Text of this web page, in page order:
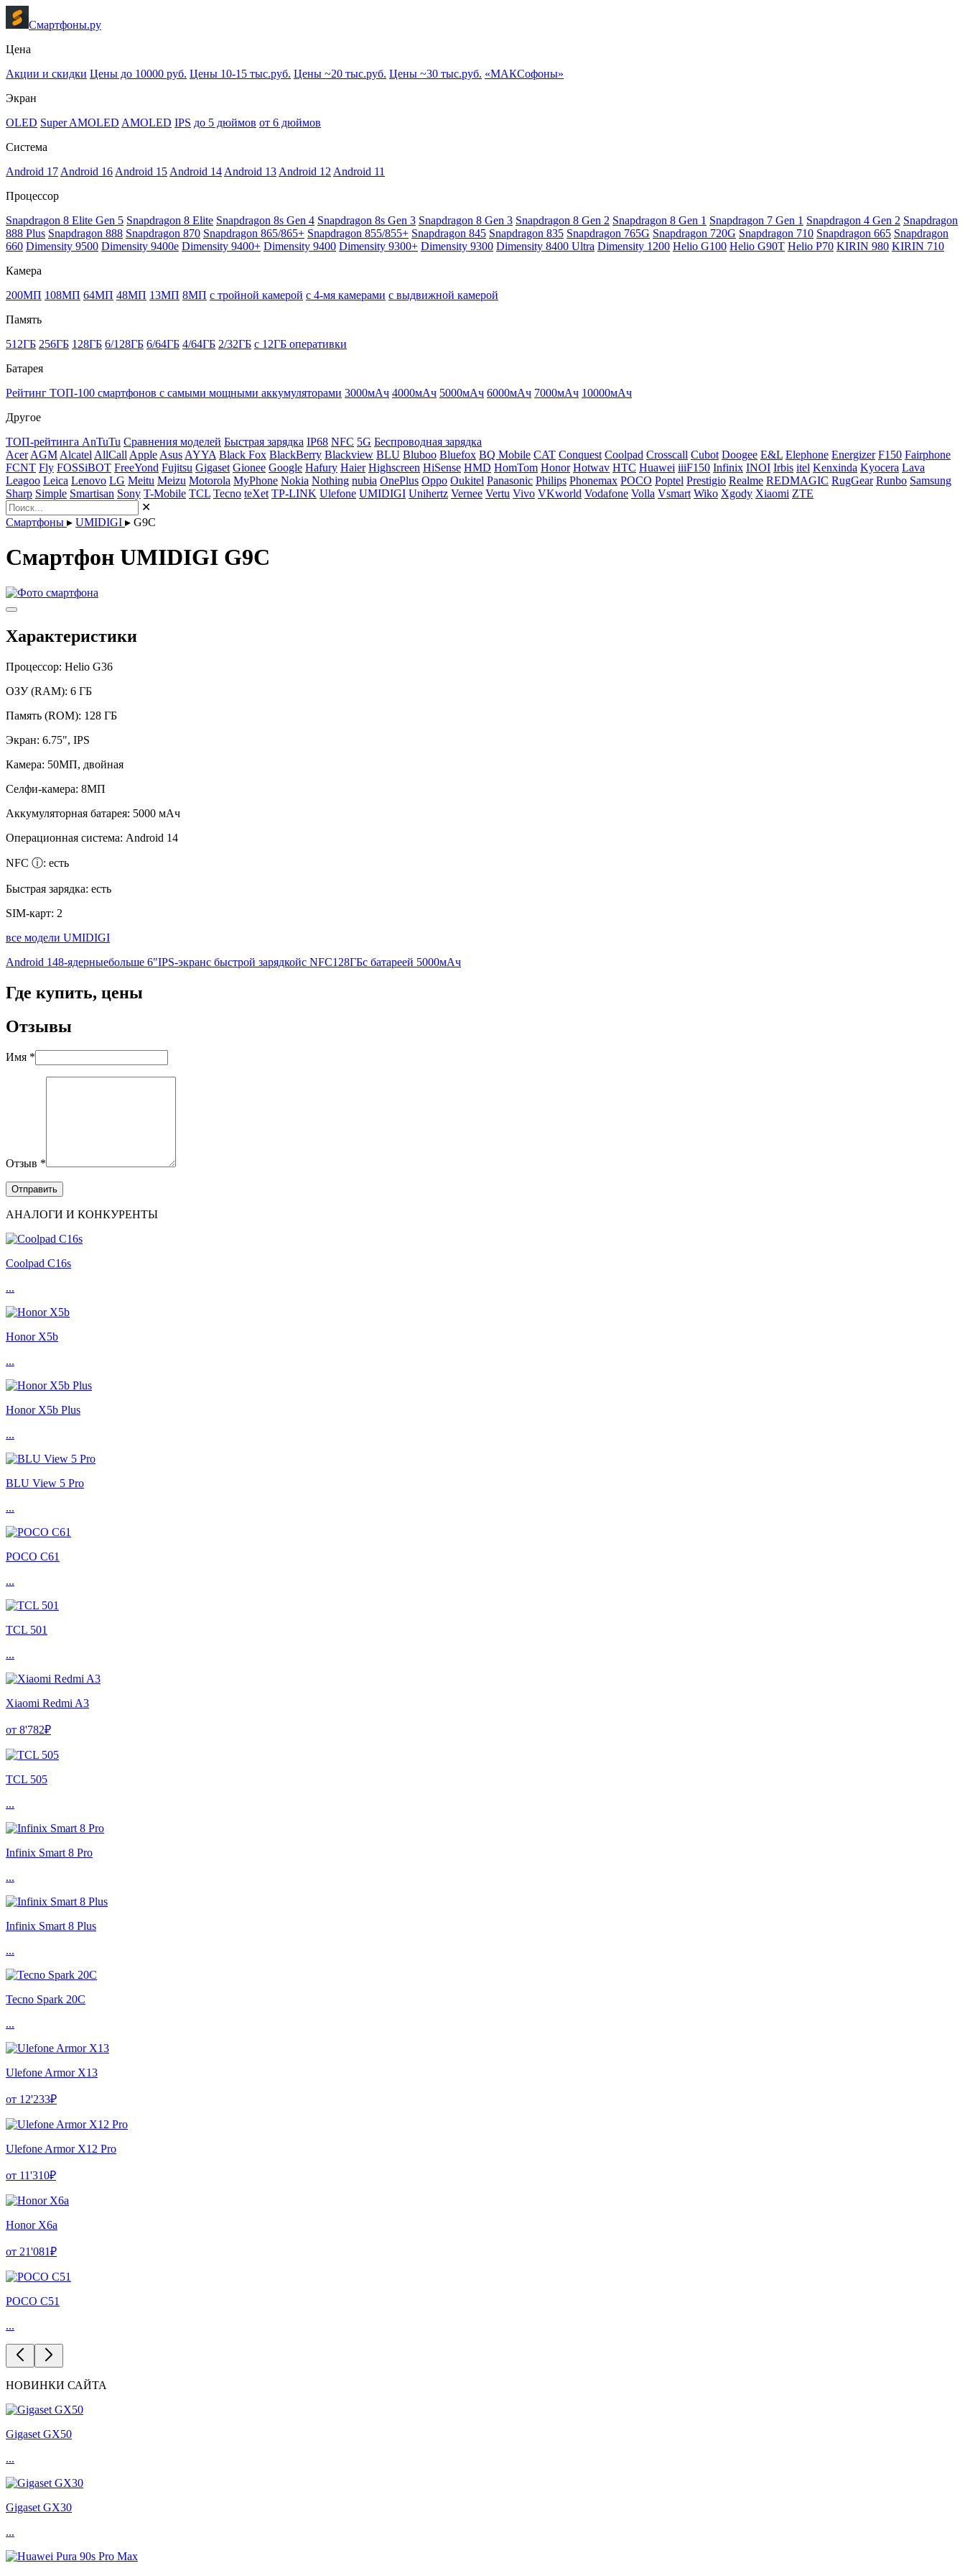
Смартфоны.ру
Цена
Акции и скидки Цены до 10000 руб. Цены 10-15 тыс.руб. Цены ~20 тыс.руб. Цены ~30 тыс.руб. «МАКСофоны»
Экран
OLED Super AMOLED AMOLED IPS до 5 дюймов от 6 дюймов
Система
Android 17 Android 16 Android 15 Android 14 Android 13 Android 12 Android 11
Процессор
Snapdragon 8 Elite Gen 5 Snapdragon 8 Elite Snapdragon 8s Gen 4 Snapdragon 8s Gen 3 Snapdragon 8 Gen 3 Snapdragon 8 Gen 2 Snapdragon 8 Gen 1 Snapdragon 7 Gen 1 Snapdragon 4 Gen 2 Snapdragon
888 Plus Snapdragon 888 Snapdragon 870 Snapdragon 865/865+ Snapdragon 855/855+ Snapdragon 845 Snapdragon 835 Snapdragon 765G Snapdragon 720G Snapdragon 710 Snapdragon 665 Snapdragon
660 Dimensity 9500 Dimensity 9400e Dimensity 9400+ Dimensity 9400 Dimensity 9300+ Dimensity 9300 Dimensity 8400 Ultra Dimensity 1200 Helio G100 Helio G90T Helio P70 KIRIN 980 KIRIN 710
Камера
200МП 108МП 64МП 48МП 13МП 8МП с тройной камерой с 4-мя камерами с выдвижной камерой
Память
512ГБ 256ГБ 128ГБ 6/128ГБ 6/64ГБ 4/64ГБ 2/32ГБ с 12ГБ оперативки
Батарея
Рейтинг ТОП-100 смартфонов с самыми мощными аккумуляторами 3000мАч 4000мАч 5000мАч 6000мАч 7000мАч 10000мАч
Другое
ТОП-рейтинга AnTuTu Сравнения моделей Быстрая зарядка IP68 NFC 5G Беспроводная зарядка
Acer AGM Alcatel AllCall Apple Asus AYYA Black Fox BlackBerry Blackview BLU Bluboo Bluefox BQ Mobile CAT Conquest Coolpad Crosscall Cubot Doogee E&L Elephone Energizer F150 Fairphone
FCNT Fly FOSSiBOT FreeYond Fujitsu Gigaset Gionee Google Hafury Haier Highscreen HiSense HMD HomTom Honor Hotwav HTC Huawei iiiF150 Infinix INOI Irbis itel Kenxinda Kyocera Lava
Leagoo Leica Lenovo LG Meitu Meizu Motorola MyPhone Nokia Nothing nubia OnePlus Oppo Oukitel Panasonic Philips Phonemax POCO Poptel Prestigio Realme REDMAGIC RugGear Runbo Samsung
Sharp Simple Smartisan Sony T-Mobile TCL Tecno teXet TP-LINK Ulefone UMIDIGI Unihertz Vernee Vertu Vivo VKworld Vodafone Volla Vsmart Wiko Xgody Xiaomi ZTE
✕
Смартфоны ▸ UMIDIGI ▸ G9C
Смартфон UMIDIGI G9C
Характеристики
Процессор: Helio G36
ОЗУ (RAM): 6 ГБ
Память (ROM): 128 ГБ
Экран: 6.75", IPS
Камера: 50МП, двойная
Селфи-камера: 8МП
Аккумуляторная батарея: 5000 мАч
Операционная система: Android 14
NFC ⓘ: есть
Быстрая зарядка: есть
SIM-карт: 2
все модели UMIDIGI
Android 148-ядерныебольше 6"IPS-экранс быстрой зарядкойс NFC128ГБс батареей 5000мАч
Где купить, цены
Отзывы
Имя *
Отзыв *
АНАЛОГИ И КОНКУРЕНТЫ
Coolpad C16s
...
Honor X5b
...
Honor X5b Plus
...
BLU View 5 Pro
...
POCO C61
...
TCL 501
...
Xiaomi Redmi A3
от 8'782₽
TCL 505
...
Infinix Smart 8 Pro
...
Infinix Smart 8 Plus
...
Tecno Spark 20C
...
Ulefone Armor X13
от 12'233₽
Ulefone Armor X12 Pro
от 11'310₽
Honor X6a
от 21'081₽
POCO C51
...
НОВИНКИ САЙТА
Gigaset GX50
...
Gigaset GX30
...